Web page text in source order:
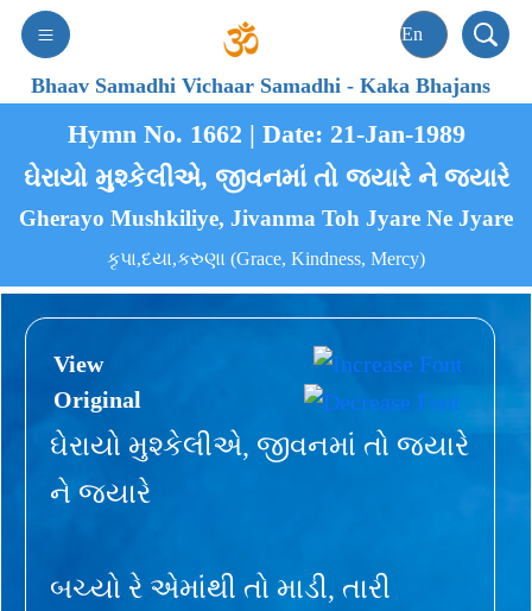
Bhaav Samadhi Vichaar Samadhi-Kaka Bhajans
Hymn No. 1662 | Date: 21-Jan-1989
ઘેરાયો મુશ્કેલીએ, જીવનમાં તો જ્યારે ને જ્યારે
Gherayo Mushkiliye, Jivanma Toh Jyare Ne Jyare
કૃપા,દયા,કરુણા (Grace, Kindness, Mercy)
View
Original
ઘેરાયો મુશ્કેલીએ, જીવનમાં તો જ્યારે
ને જ્યારે
બચ્યો રે એમાંથી તો માડી, તારી